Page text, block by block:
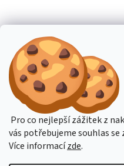
Pro co nejlepší zážitek z
vás potřebujeme souhlas
Více informacízde.